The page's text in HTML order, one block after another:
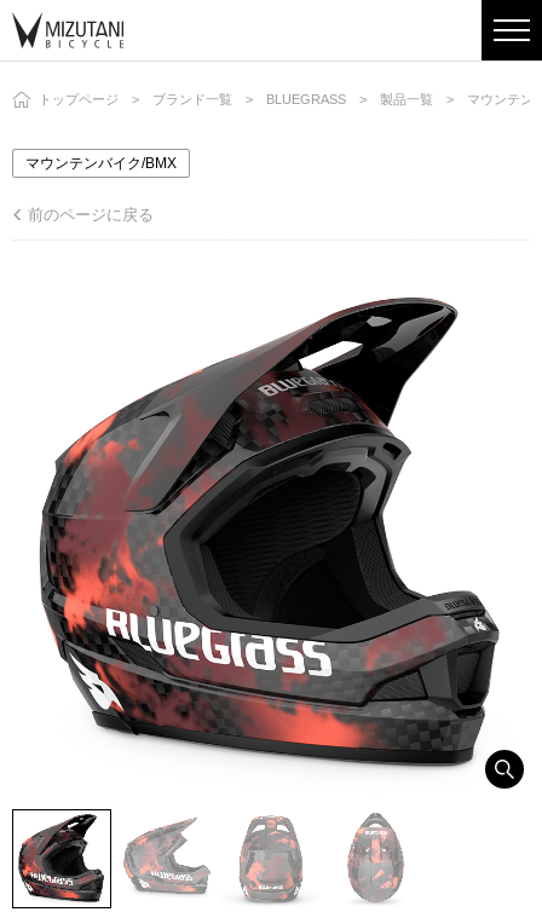
トップページ ブランド一覧 BLUEGRASS 製品一覧 マウンテン
マウンテンバイク/BMX
前のページに戻る